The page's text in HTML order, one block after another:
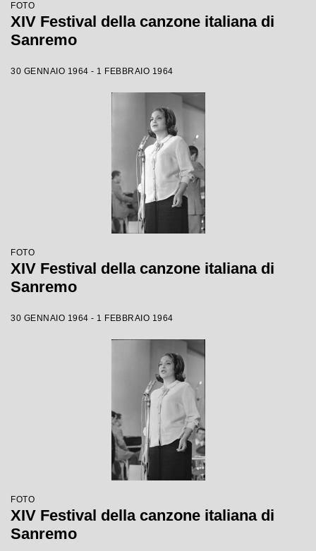
FOTO
XIV Festival della canzone italiana di
Sanremo
30 GENNAIO 1964 - 1 FEBBRAIO 1964
FOTO
XIV Festival della canzone italiana di
Sanremo
30 GENNAIO 1964 - 1 FEBBRAIO 1964
FOTO
XIV Festival della canzone italiana di
Sanremo